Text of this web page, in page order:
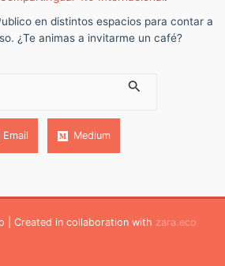
en distintos espacios para contar a
¿Te animas a invitarme un café?
Email Medium
| Created in collaboration with zara.eco